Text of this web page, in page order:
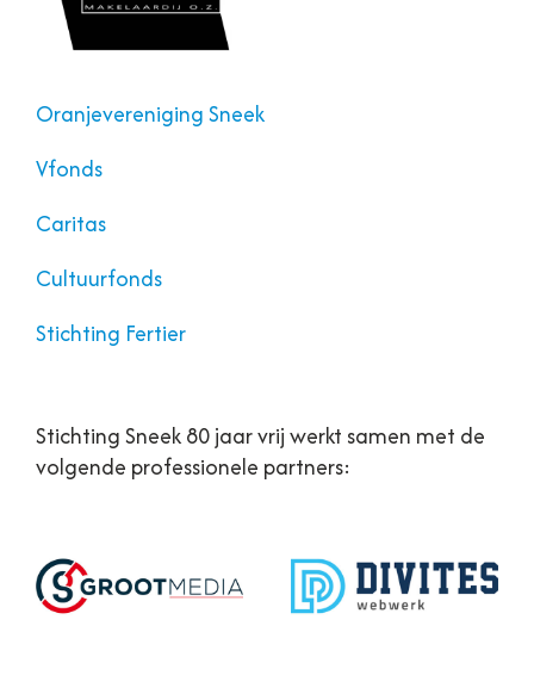
Oranjevereniging Sneek
Vfonds
Caritas
Cultuurfonds
Stichting Fertier
Stichting Sneek 80 jaar vrij werkt samen met de
volgende professionele partners: